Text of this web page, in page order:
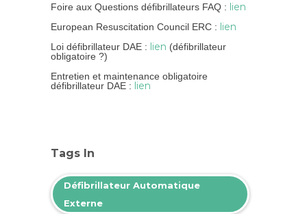
Foire aux Questions défibrillateurs FAQ : lien
European Resuscitation Council ERC : lien
Loi défibrillateur DAE : lien (défibrillateur
obligatoire ?)
Entretien et maintenance obligatoire
défibrillateur DAE : lien
Tags In
Défibrillateur Automatique
Externe